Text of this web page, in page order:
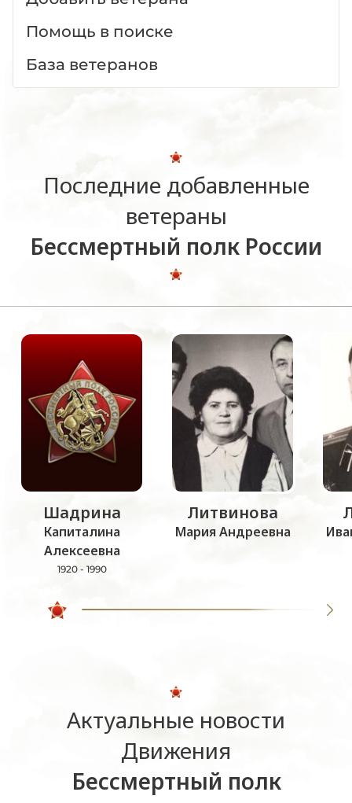
Помощь в поиске
База ветеранов
Последние добавленные
ветераны
Бессмертный полк России
Шадрина
Капиталина
Алексеевна
1920 - 1990
Литвинова
Мария Андреевна
Актуальные новости
Движения
Бессмертный полк